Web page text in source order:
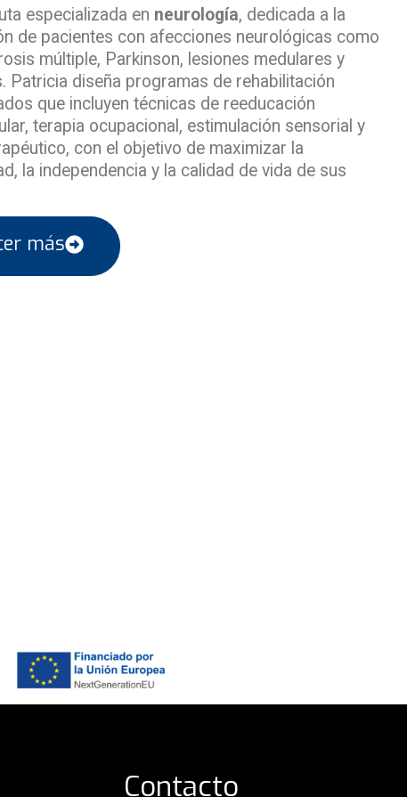
especializada en neurología, dedicada a la
de pacientes con afecciones neurológicas como
múltiple, Parkinson, lesiones medulares y
Patricia diseña programas de rehabilitación
que incluyen técnicas de reeducación
terapia ocupacional, estimulación sensorial y
con el objetivo de maximizar la
la independencia y la calidad de vida de sus
más
Contacto